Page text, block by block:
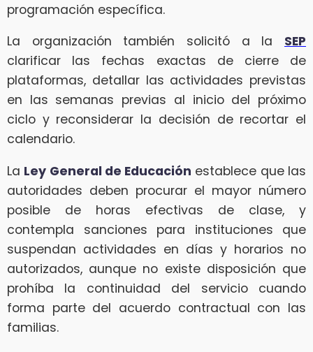
programación específica.
La organización también solicitó a la SEP
clarificar las fechas exactas de cierre de
plataformas, detallar las actividades previstas
en las semanas previas al inicio del próximo
ciclo y reconsiderar la decisión de recortar el
calendario.
La Ley General de Educación establece que las
autoridades deben procurar el mayor número
posible de horas efectivas de clase, y
contempla sanciones para instituciones que
suspendan actividades en días y horarios no
autorizados, aunque no existe disposición que
prohíba la continuidad del servicio cuando
forma parte del acuerdo contractual con las
familias.